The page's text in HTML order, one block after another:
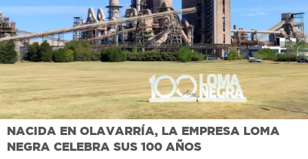
NACIDA EN OLAVARRÍA, LA EMPRESA LOMA
NEGRA CELEBRA SUS 100 AÑOS